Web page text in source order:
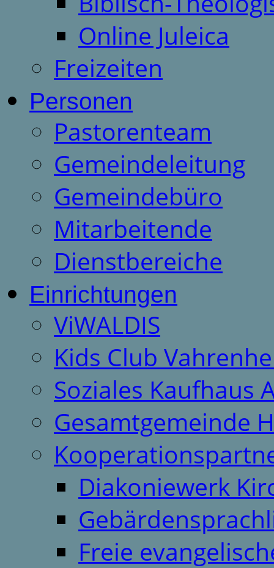
Online Juleica
Freizeiten
Personen
Pastorenteam
Gemeindeleitung
Gemeindebüro
Mitarbeitende
Dienstbereiche
Einrichtungen
ViWALDIS
Kids Club
Soziales Kaufhaus
Gesamtgemeinde
Diakoniewerk
Freie